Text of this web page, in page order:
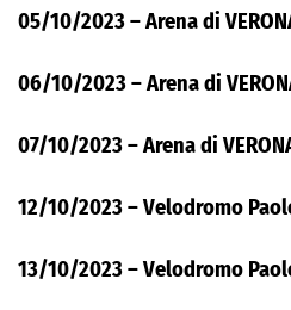
05/10/2023 – Arena di
06/10/2023 – Arena di
07/10/2023 – Arena di
12/10/2023 – Velodromo
13/10/2023 – Velodromo